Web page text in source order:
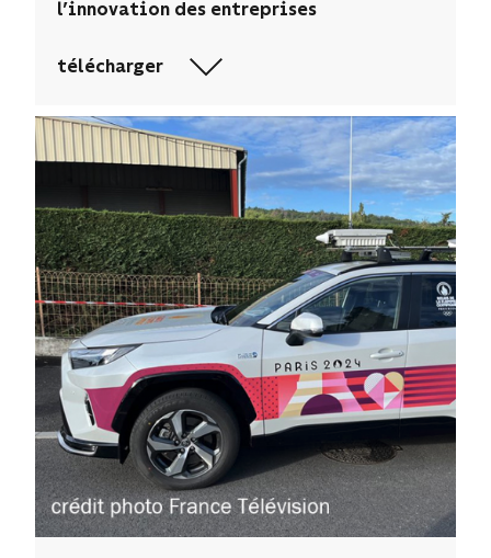
l’innovation des entreprises
télécharger